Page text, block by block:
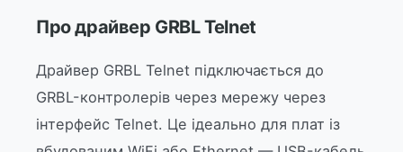
Про драйвер GRBL Telnet
Драйвер GRBL Telnet підключається до
GRBL-контролерів через мережу через
інтерфейс Telnet. Це ідеально для плат із